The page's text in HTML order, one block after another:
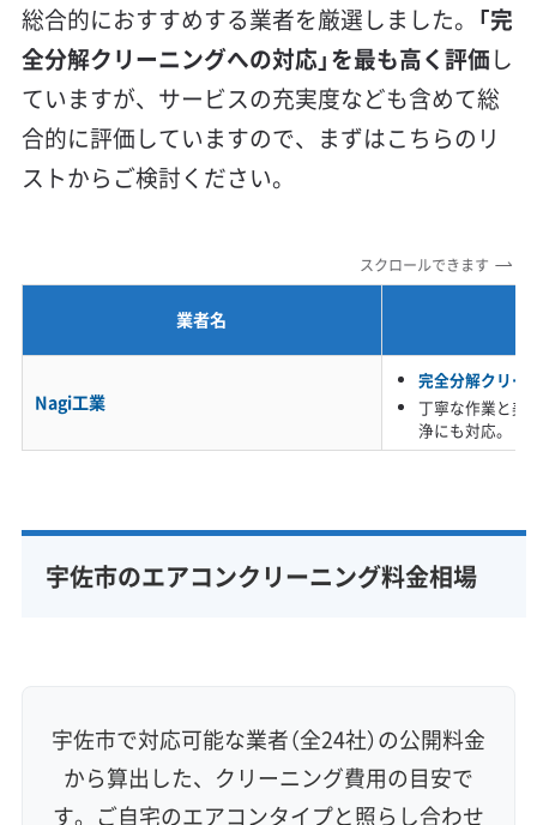
保証付き アフターフォロー
女性スタッフ在籍
エコ洗剤使用
アレルギー対策
ハウスダスト除去
利便性・サービス (12)
年末年始対応
防カビ・抗菌 消臭処理 防汚コーティング
総合的におすすめする業者を厳選しました。 「完
全分解クリーニングへの対応」を最も高く評価し
ていますが、サービスの充実度なども含めて総
合的に評価していますので、まずはこちらのリ
ストからご検討ください。
スクロールできます
業者名
Nagi工業
完全分解クリー
丁寧な作業と美
浄にも対応。
宇佐市のエアコンクリーニング料金相場
宇佐市で対応可能な業者（全24社）の公開料金
から算出した、クリーニング費用の目安で
す。ご自宅のエアコンタイプと照らし合わせ